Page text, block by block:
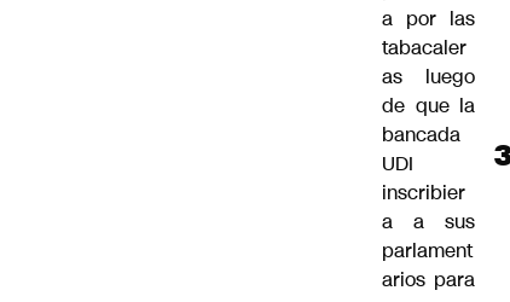
a por las
tabacaler
as luego
de que la
bancada
UDI
inscribier
a a sus
parlament
arios para